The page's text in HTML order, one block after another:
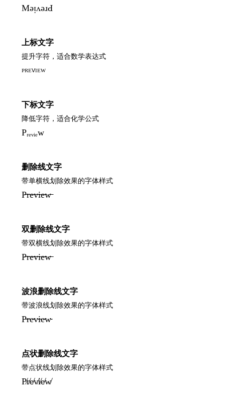
MǝᴉʌǝɹԀ
上标文字
提升字符，适合数学表达式
ᴾᴿᴱⱽᴵᴱᵂ
下标文字
降低字符，适合化学公式
Pᵣₑᵥᵢₑw
删除线文字
带单横线划除效果的字体样式
P̶r̶e̶v̶i̶e̶w̶
双删除线文字
带双横线划除效果的字体样式
P̶̶r̶̶e̶̶v̶̶i̶̶e̶̶w̶̶
波浪删除线文字
带波浪线划除效果的字体样式
P̴r̴e̴v̴i̴e̴w̴
点状删除线文字
带点状线划除效果的字体样式
P̸r̸e̸v̸i̸e̸w̸